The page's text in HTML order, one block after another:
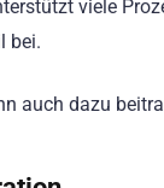
viele
bei.
auch dazu